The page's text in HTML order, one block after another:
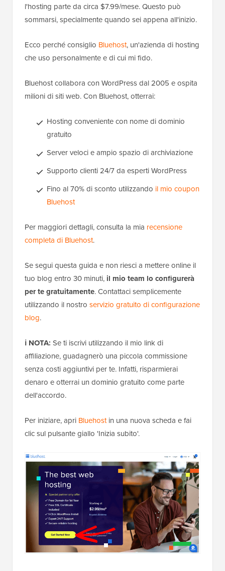
l'hosting parte da circa $7.99/mese. Questo può
sommarsi, specialmente quando sei appena all'inizio.
Ecco perché consiglio Bluehost, un'azienda di hosting
che uso personalmente e di cui mi fido.
Bluehost collabora con WordPress dal 2005 e ospita
milioni di siti web. Con Bluehost, otterrai:
Hosting conveniente con nome di dominio
gratuito
Server veloci e ampio spazio di archiviazione
Supporto clienti 24/7 da esperti WordPress
Fino al 70% di sconto utilizzando il mio coupon
Bluehost
Per maggiori dettagli, consulta la mia recensione
completa di Bluehost.
Se segui questa guida e non riesci a mettere online il
tuo blog entro 30 minuti, il mio team lo configurerà
per te gratuitamente. Contattaci semplicemente
utilizzando il nostro servizio gratuito di configurazione
blog.
ℹ️ NOTA: Se ti iscrivi utilizzando il mio link di
affiliazione, guadagnerò una piccola commissione
senza costi aggiuntivi per te. Infatti, risparmierai
denaro e otterrai un dominio gratuito come parte
dell'accordo.
Per iniziare, apri Bluehostin una nuova scheda e fai
clic sul pulsante giallo 'Inizia subito'.